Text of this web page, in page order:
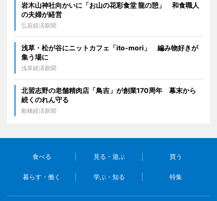
岩木山神社向かいに「お山の花彩食堂 龍の憩」 和食職人
の夫婦が経営
弘前経済新聞
浅草・松が谷にニットカフェ「ito-mori」 編み物好きが
集う場に
浅草経済新聞
北習志野の老舗精肉店「鳥吉」が創業170周年 幕末から
続くのれん守る
船橋経済新聞
食べる 見る・遊ぶ 買う
暮らす・働く 学ぶ・知る 特集